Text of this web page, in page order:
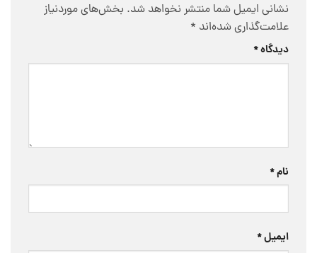
نشانی ایمیل شما منتشر نخواهد شد. بخش‌های موردنیاز
علامت‌گذاری شده‌اند *
دیدگاه*
نام*
ایمیل*